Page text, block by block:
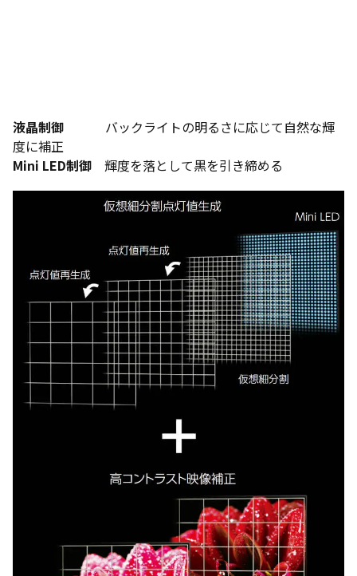
液晶制御
バックライトの明るさに応じて自然な輝
度に補正
Mini LED制御 輝度を落として黒を引き締める